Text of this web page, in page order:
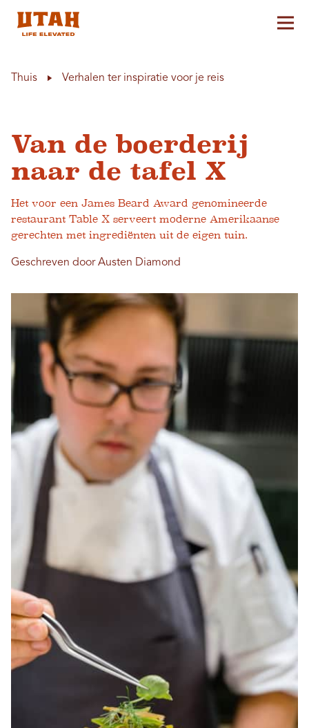
Thuis Verhalen ter inspiratie voor je reis
Van de boerderij
naar de tafel X
Het voor een James Beard Award genomineerde
restaurant Table X serveert moderne Amerikaanse
gerechten met ingrediënten uit de eigen tuin.
Geschreven door Austen Diamond